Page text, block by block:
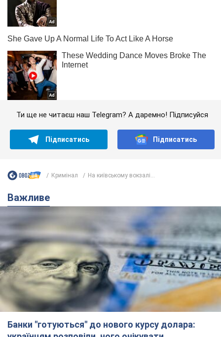
Ти ще не читаєш наш Telegram? А даремно! Підписуйся
Підписатись Підписатись
Кримінал На київському вокзалі...
Важливе
Банки "готуються" до нового курсу долара: